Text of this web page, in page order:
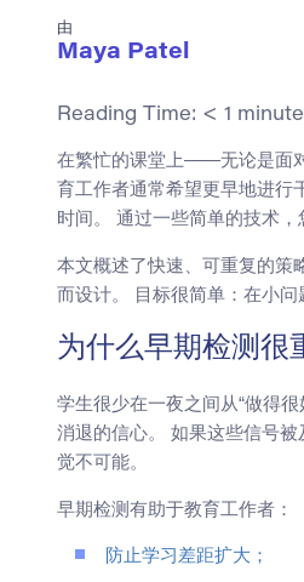
由
Maya Patel
Reading Time: < 1 minute
在繁忙的课堂上——无论是面
育工作者通常希望更早地进行
时间。 通过一些简单的技术，
本文概述了快速、可重复的策
而设计。 目标很简单：在小问
为什么早期检测很
学生很少在一夜之间从“做得
消退的信心。 如果这些信号
觉不可能。
早期检测有助于教育工作者：
防止学习差距扩大；